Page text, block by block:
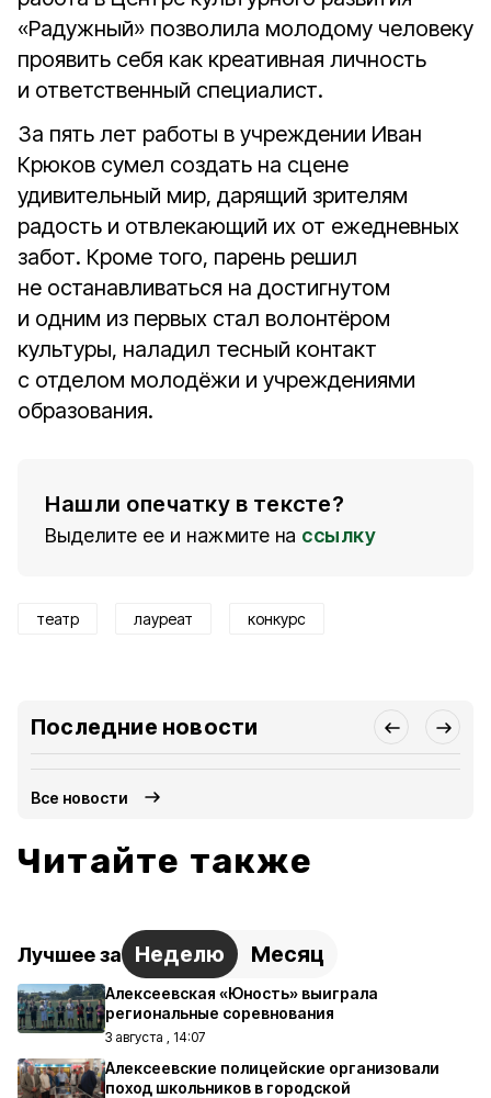
«Радужный» позволила молодому человеку
проявить себя как креативная личность
и ответственный специалист.
За пять лет работы в учреждении Иван
Крюков сумел создать на сцене
удивительный мир, дарящий зрителям
радость и отвлекающий их от ежедневных
забот. Кроме того, парень решил
не останавливаться на достигнутом
и одним из первых стал волонтёром
культуры, наладил тесный контакт
с отделом молодёжи и учреждениями
образования.
Нашли опечатку в тексте?
Выделите ее и нажмите на ссылку
театр лауреат конкурс
Последние новости
Все новости
Читайте также
Лучшее за Неделю Месяц
Алексеевская «Юность» выиграла
региональные соревнования
3 августа , 14:07
Алексеевские полицейские организовали
поход школьников в городской